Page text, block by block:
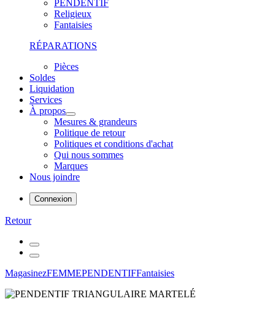
PENDENTIF
Religieux
Fantaisies
RÉPARATIONS
Pièces
Soldes
Liquidation
Services
À propos
Mesures & grandeurs
Politique de retour
Politiques et conditions d'achat
Qui nous sommes
Marques
Nous joindre
Connexion
Retour
MagasinezFEMMEPENDENTIFFantaisies